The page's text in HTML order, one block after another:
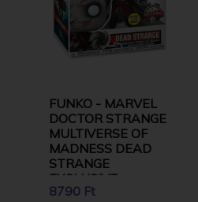
FUNKO - MARVEL
DOCTOR STRANGE
MULTIVERSE OF
MADNESS DEAD
STRANGE
EXCLUSIVE
GYŰJTŐI VINYL
8790 Ft